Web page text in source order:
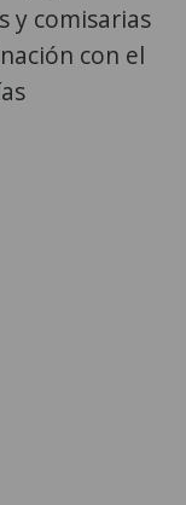
y comisarias
con el